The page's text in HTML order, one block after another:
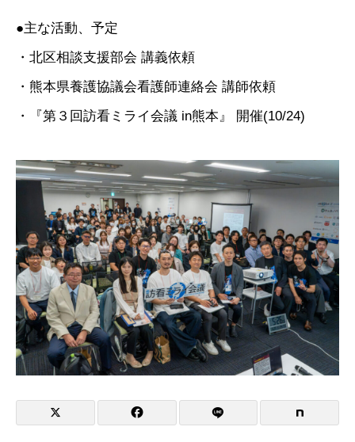
●主な活動、予定
・北区相談支援部会 講義依頼
・熊本県養護協議会看護師連絡会 講師依頼
・『第３回訪看ミライ会議 in熊本』 開催(10/24)